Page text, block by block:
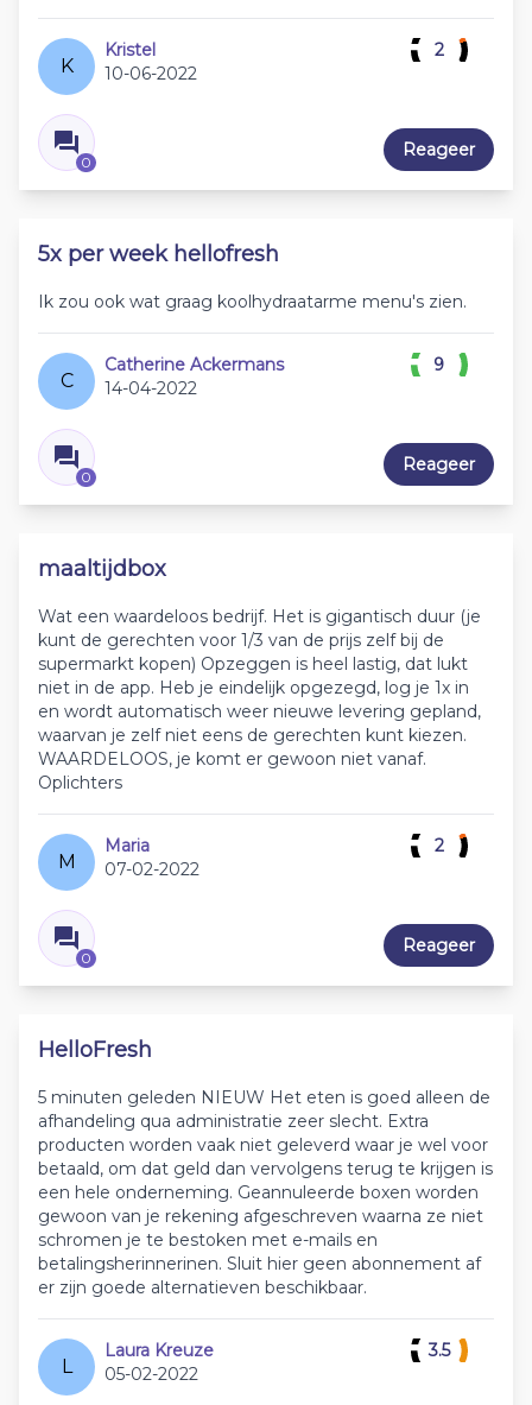
K
Kristel
10-06-2022
0
2
Reageer
5x per week hellofresh
Ik zou ook wat graag koolhydraatarme menu's zien.
C
Catherine Ackermans
14-04-2022
0
9
Reageer
maaltijdbox
Wat een waardeloos bedrijf. Het is gigantisch duur (je
kunt de gerechten voor 1/3 van de prijs zelf bij de
supermarkt kopen) Opzeggen is heel lastig, dat lukt
niet in de app. Heb je eindelijk opgezegd, log je 1x in
en wordt automatisch weer nieuwe levering gepland,
waarvan je zelf niet eens de gerechten kunt kiezen.
WAARDELOOS, je komt er gewoon niet vanaf.
Oplichters
M
Maria
07-02-2022
0
2
Reageer
HelloFresh
5 minuten geleden NIEUW Het eten is goed alleen de
afhandeling qua administratie zeer slecht. Extra
producten worden vaak niet geleverd waar je wel voor
betaald, om dat geld dan vervolgens terug te krijgen is
een hele onderneming. Geannuleerde boxen worden
gewoon van je rekening afgeschreven waarna ze niet
schromen je te bestoken met e-mails en
betalingsherinnerinen. Sluit hier geen abonnement af
er zijn goede alternatieven beschikbaar.
L
Laura Kreuze
05-02-2022
3.5